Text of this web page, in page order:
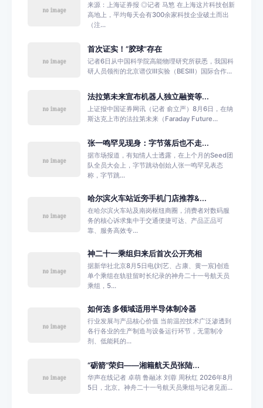
来源：上海证券报 ◎记者 马慜 在上海这片科技创新
高地上，平均每天会有300余家科技企业破土而出
（注...
首次证实！“胶球”存在
记者6日从中国科学院高能物理研究所获悉，我国科
研人员领衔的北京谱仪III实验（BESIII）国际合作...
法拉第未来宣布机器人独立融资等...
上证报中国证券网讯（记者 俞立严）8月6日，在纳
斯达克上市的法拉第未来（Faraday Future...
张一鸣罕见现身：字节落后也不走...
据市场报道，有知情人士透露，在上个月的Seed团
队全员大会上，字节跳动创始人张一鸣罕见表态
称，字节跳...
哈尔滨火车站近旁手机门店推荐&...
在哈尔滨火车站及南岗枢纽商圈，消费者对数码服
务的核心诉求集中于交通便捷可达、产品正品可
靠、服务高效专...
神二十一乘组归来后首次公开亮相
据新华社北京8月5日电(刘艺、占康、黄一宸)创造
单个乘组在轨驻留时长纪录的神舟二十一号航天员
乘组，5...
如何选 多领域适用半导体制冷器
行业发展与产品核心价值 当前温控技术广泛渗透到
各行各业的生产制造与设备运行环节，无需制冷
剂、低能耗的...
“砺箭”荣归——湘籍航天员张陆...
华声在线记者 卓萌 鲁融冰 刘蓉 周秋红 2026年8月
5日，北京。神舟二十一号航天员乘组与记者见面...